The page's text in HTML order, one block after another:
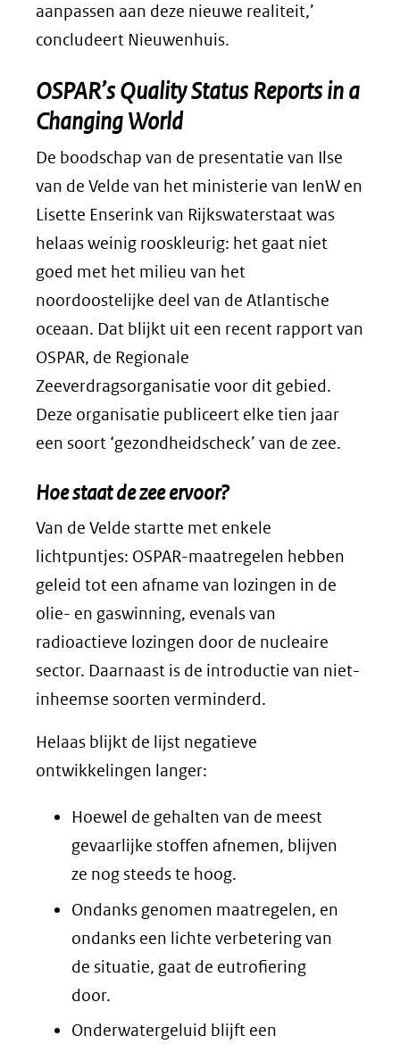
aanpassen aan deze nieuwe realiteit,’
concludeert Nieuwenhuis.
OSPAR’s Quality Status Reports in a
Changing World
De boodschap van de presentatie van Ilse
van de Velde van het ministerie van IenW en
Lisette Enserink van Rijkswaterstaat was
helaas weinig rooskleurig: het gaat niet
goed met het milieu van het
noordoostelijke deel van de Atlantische
oceaan. Dat blijkt uit een recent rapport van
OSPAR, de Regionale
Zeeverdragsorganisatie voor dit gebied.
Deze organisatie publiceert elke tien jaar
een soort ‘gezondheidscheck’ van de zee.
Hoe staat de zee ervoor?
Van de Velde startte met enkele
lichtpuntjes: OSPAR-maatregelen hebben
geleid tot een afname van lozingen in de
olie- en gaswinning, evenals van
radioactieve lozingen door de nucleaire
sector. Daarnaast is de introductie van niet-
inheemse soorten verminderd.
Helaas blijkt de lijst negatieve
ontwikkelingen langer:
Hoewel de gehalten van de meest
gevaarlijke stoffen afnemen, blijven
ze nog steeds te hoog.
Ondanks genomen maatregelen, en
ondanks een lichte verbetering van
de situatie, gaat de eutrofiering
door.
Onderwatergeluid blijft een